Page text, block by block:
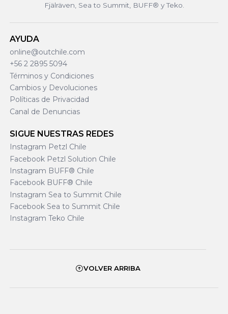
Fjälräven, Sea to Summit, BUFF® y Teko.
AYUDA
online@outchile.com
+56 2 2895 5094
Términos y Condiciones
Cambios y Devoluciones
Políticas de Privacidad
Canal de Denuncias
SIGUE NUESTRAS REDES
Instagram Petzl Chile
Facebook Petzl Solution Chile
Instagram BUFF® Chile
Facebook BUFF® Chile
Instagram Sea to Summit Chile
Facebook Sea to Summit Chile
Instagram Teko Chile
VOLVER ARRIBA